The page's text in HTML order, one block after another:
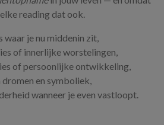
reading dat ook.
waar je nu middenin zit,
of innerlijke worstelingen,
of persoonlijke ontwikkeling,
en symboliek,
wanneer je even vastloopt.